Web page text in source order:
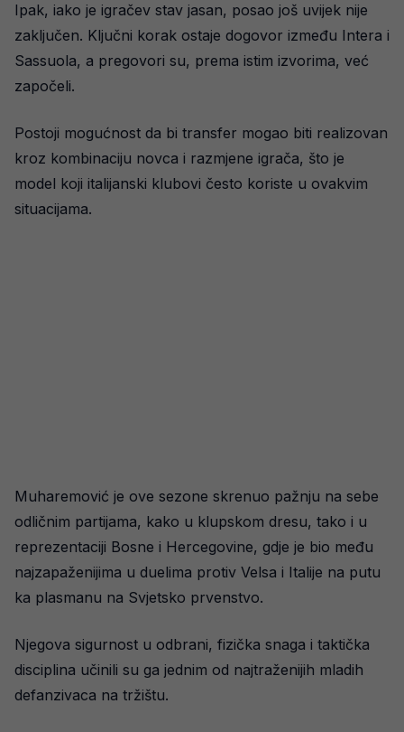
Ipak, iako je igračev stav jasan, posao još uvijek nije
zaključen. Ključni korak ostaje dogovor između Intera i
Sassuola, a pregovori su, prema istim izvorima, već
započeli.
Postoji mogućnost da bi transfer mogao biti realizovan
kroz kombinaciju novca i razmjene igrača, što je
model koji italijanski klubovi često koriste u ovakvim
situacijama.
Muharemović je ove sezone skrenuo pažnju na sebe
odličnim partijama, kako u klupskom dresu, tako i u
reprezentaciji Bosne i Hercegovine, gdje je bio među
najzapaženijima u duelima protiv Velsa i Italije na putu
ka plasmanu na Svjetsko prvenstvo.
Njegova sigurnost u odbrani, fizička snaga i taktička
disciplina učinili su ga jednim od najtraženijih mladih
defanzivaca na tržištu.